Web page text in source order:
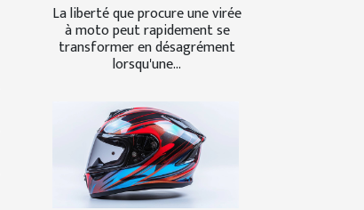
La liberté que procure une virée
à moto peut rapidement se
transformer en désagrément
lorsqu'une...